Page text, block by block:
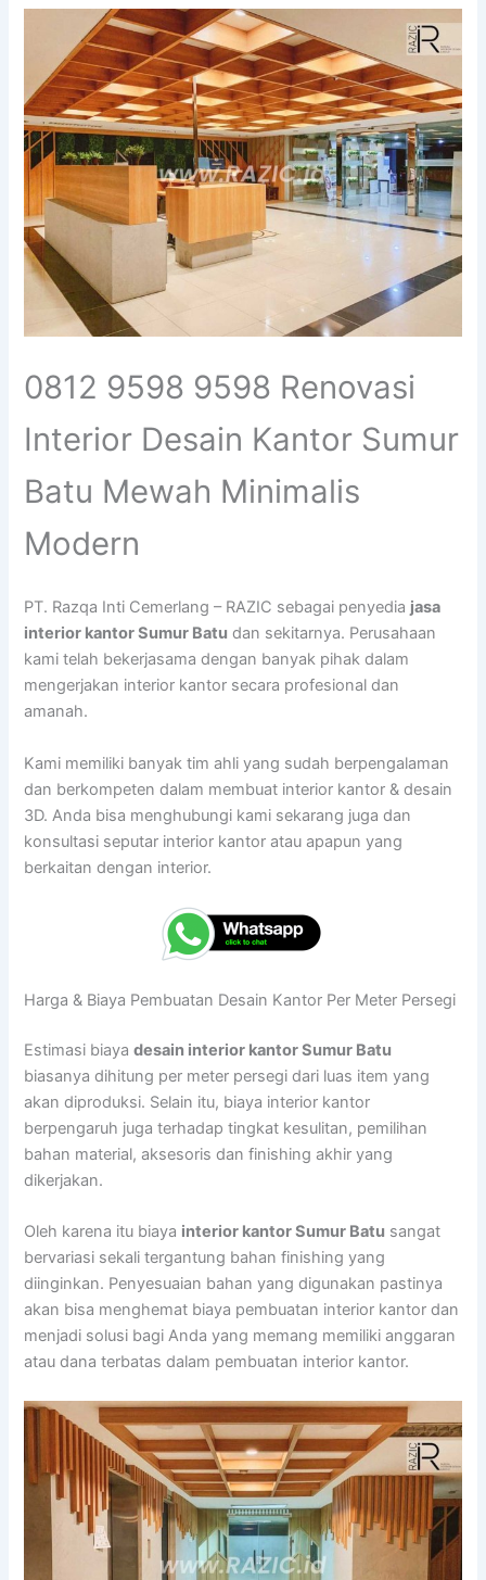
0812 9598 9598 Renovasi
Interior Desain Kantor Sumur
Batu Mewah Minimalis
Modern
PT. Razqa Inti Cemerlang – RAZIC sebagai penyedia jasa
interior kantor Sumur Batu dan sekitarnya. Perusahaan
kami telah bekerjasama dengan banyak pihak dalam
mengerjakan interior kantor secara profesional dan
amanah.
Kami memiliki banyak tim ahli yang sudah berpengalaman
dan berkompeten dalam membuat interior kantor & desain
3D. Anda bisa menghubungi kami sekarang juga dan
konsultasi seputar interior kantor atau apapun yang
berkaitan dengan interior.
Harga & Biaya Pembuatan Desain Kantor Per Meter Persegi
Estimasi biayadesain interior kantor Sumur Batu
biasanya dihitung per meter persegi dari luas item yang
akan diproduksi. Selain itu, biaya interior kantor
berpengaruh juga terhadap tingkat kesulitan, pemilihan
bahan material, aksesoris dan finishing akhir yang
dikerjakan.
Oleh karena itu biaya interior kantor Sumur Batu sangat
bervariasi sekali tergantung bahan finishing yang
diinginkan. Penyesuaian bahan yang digunakan pastinya
akan bisa menghemat biaya pembuatan interior kantor dan
menjadi solusi bagi Anda yang memang memiliki anggaran
atau dana terbatas dalam pembuatan interior kantor.